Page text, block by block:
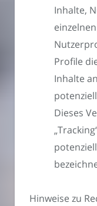
Inhalte,
Profile
Inhalte
Dieses
Hinweise zu